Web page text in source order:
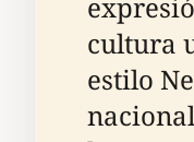
cultura
estilo